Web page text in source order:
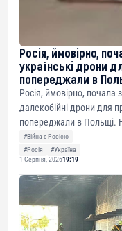
Росія, ймовірно,
українські дрони
попереджали в
Росія, ймовірно, почала
далекобійні дрони для
попереджали в Польщі.
#Війна з Росією
#Росія
#Україна
1 Серпня, 202619:19